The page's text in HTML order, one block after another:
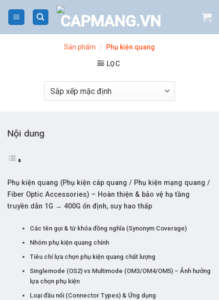
Sản phẩm / Phụ kiện quang
LỌC
Nội dung
Phụ kiện quang (Phụ kiện cáp quang / Phụ kiện mạng quang /
Fiber Optic Accessories) – Hoàn thiện & bảo vệ hạ tầng
truyền dẫn 1G → 400G ổn định, suy hao thấp
Các tên gọi & từ khóa đồng nghĩa (Synonym Coverage)
Nhóm phụ kiện quang chính
Tiêu chí lựa chọn phụ kiện quang chất lượng
Singlemode (OS2) vs Multimode (OM3/OM4/OM5) – Ảnh hưởng
lựa chọn phụ kiện
Loại đầu nối (Connector Types) & Ứng dụng